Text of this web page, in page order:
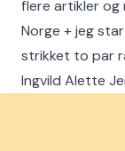
flere artikler og
Norge + jeg
strikket to par
Ingvild Alette